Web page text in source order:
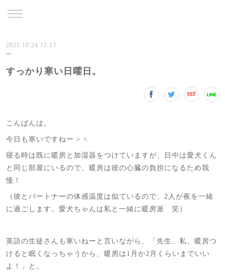
2021.10.24 12:13
すっかり寒い日曜日。
こんばんは。
今日も寒いですねー > <
寝る時は既に暖房と加湿器をつけていますが、日中は愛犬くん
と同じ部屋にいるので、暖房は彼の心臓の負担になるため我
慢！
（彼とパートナーの体感温度は似ているので、2人が夜を一緒
に過ごします。愛犬ちゃんは私と一緒に暖房派 笑）
英語の生徒さんも寒いねーと言いながら、「先生、私、暖房つ
けると眠くなっちゃうから、暖房は1月か2月くらいまでいい
よ！」と。